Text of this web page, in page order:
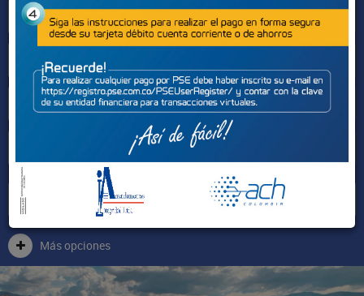
Más opciones